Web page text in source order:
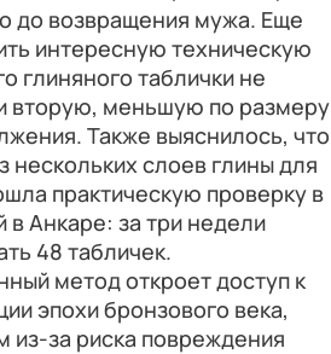
до возвращения мужа. Еще
интересную техническую
глиняного таблички не
вторую, меньшую по размеру
Также выяснилось, что
нескольких слоев глины для
практическую проверку в
в Анкаре: за три недели
48 табличек.
метод откроет доступ к
эпохи бронзового века,
из-за риска повреждения